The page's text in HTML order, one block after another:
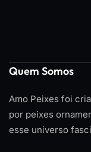
Quem Somos
Amo Peixes foi
por peixes
esse universo